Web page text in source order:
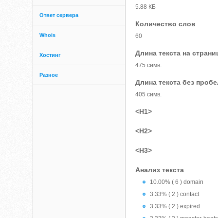
Ответ сервера
Whois
Хостинг
Разное
5.88 КБ
Количество слов
60
Длина текста на
475 симв.
Длина текста без
405 симв.
<H1>
<H2>
<H3>
Анализ текста
10.00% ( 6 ) domain
3.33% ( 2 ) contact
3.33% ( 2 ) expired